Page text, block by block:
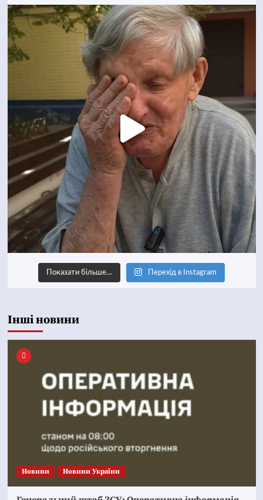
Показати більше… Перехід в Instagram
Інші новини
Новини Новини України